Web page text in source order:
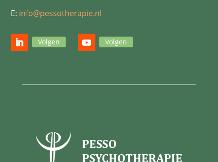
E: info@pessotherapie.nl
Volgen Volgen